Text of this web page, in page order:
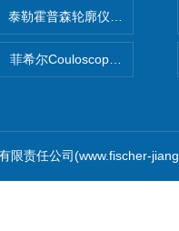
泰勒霍普森轮廓仪|TAYLOR
菲希尔Couloscope CMS2电
限责任公司(www.fischer-